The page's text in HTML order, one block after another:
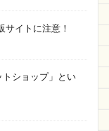
似てる
Pre-knailed
Web
Xiaoyun
サイトに注意！
トショップ」とい